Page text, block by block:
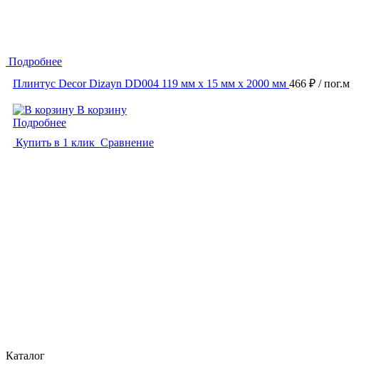
Подробнее
Плинтус Decor Dizayn DD004 119 мм х 15 мм х 2000 мм 466 ₽ / пог.м
В корзину
Подробнее
Купить в 1 клик Сравнение
Каталог